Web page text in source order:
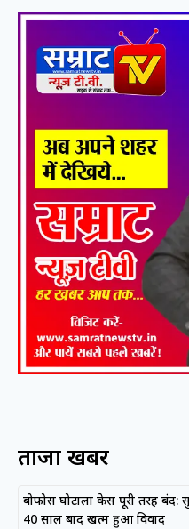
ताजा खबरें
बोफोर्स घोटाला केस पूरी तरह बंद:
40 साल बाद खत्म हुआ विवाद